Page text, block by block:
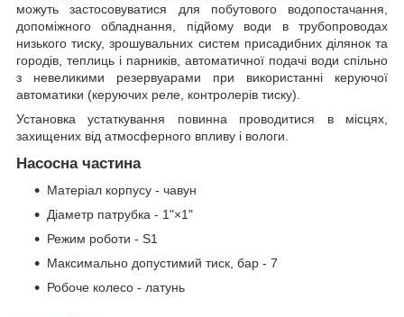
можуть застосовуватися для побутового водопостачання,
допоміжного обладнання, підйому води в трубопроводах
низького тиску, зрошувальних систем присадибних ділянок та
городів, теплиць і парників, автоматичної подачі води спільно
з невеликими резервуарами при використанні керуючої
автоматики (керуючих реле, контролерів тиску).
Установка устаткування повинна проводитися в місцях,
захищених від атмосферного впливу і вологи.
Насосна частина
Матеріал корпусу - чавун
Діаметр патрубка - 1"×1"
Режим роботи - S1
Максимально допустимий тиск, бар - 7
Робоче колесо - латунь